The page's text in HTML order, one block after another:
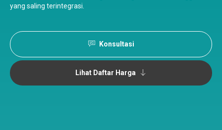
yang saling terintegrasi.
Konsultasi
Lihat Daftar Harga